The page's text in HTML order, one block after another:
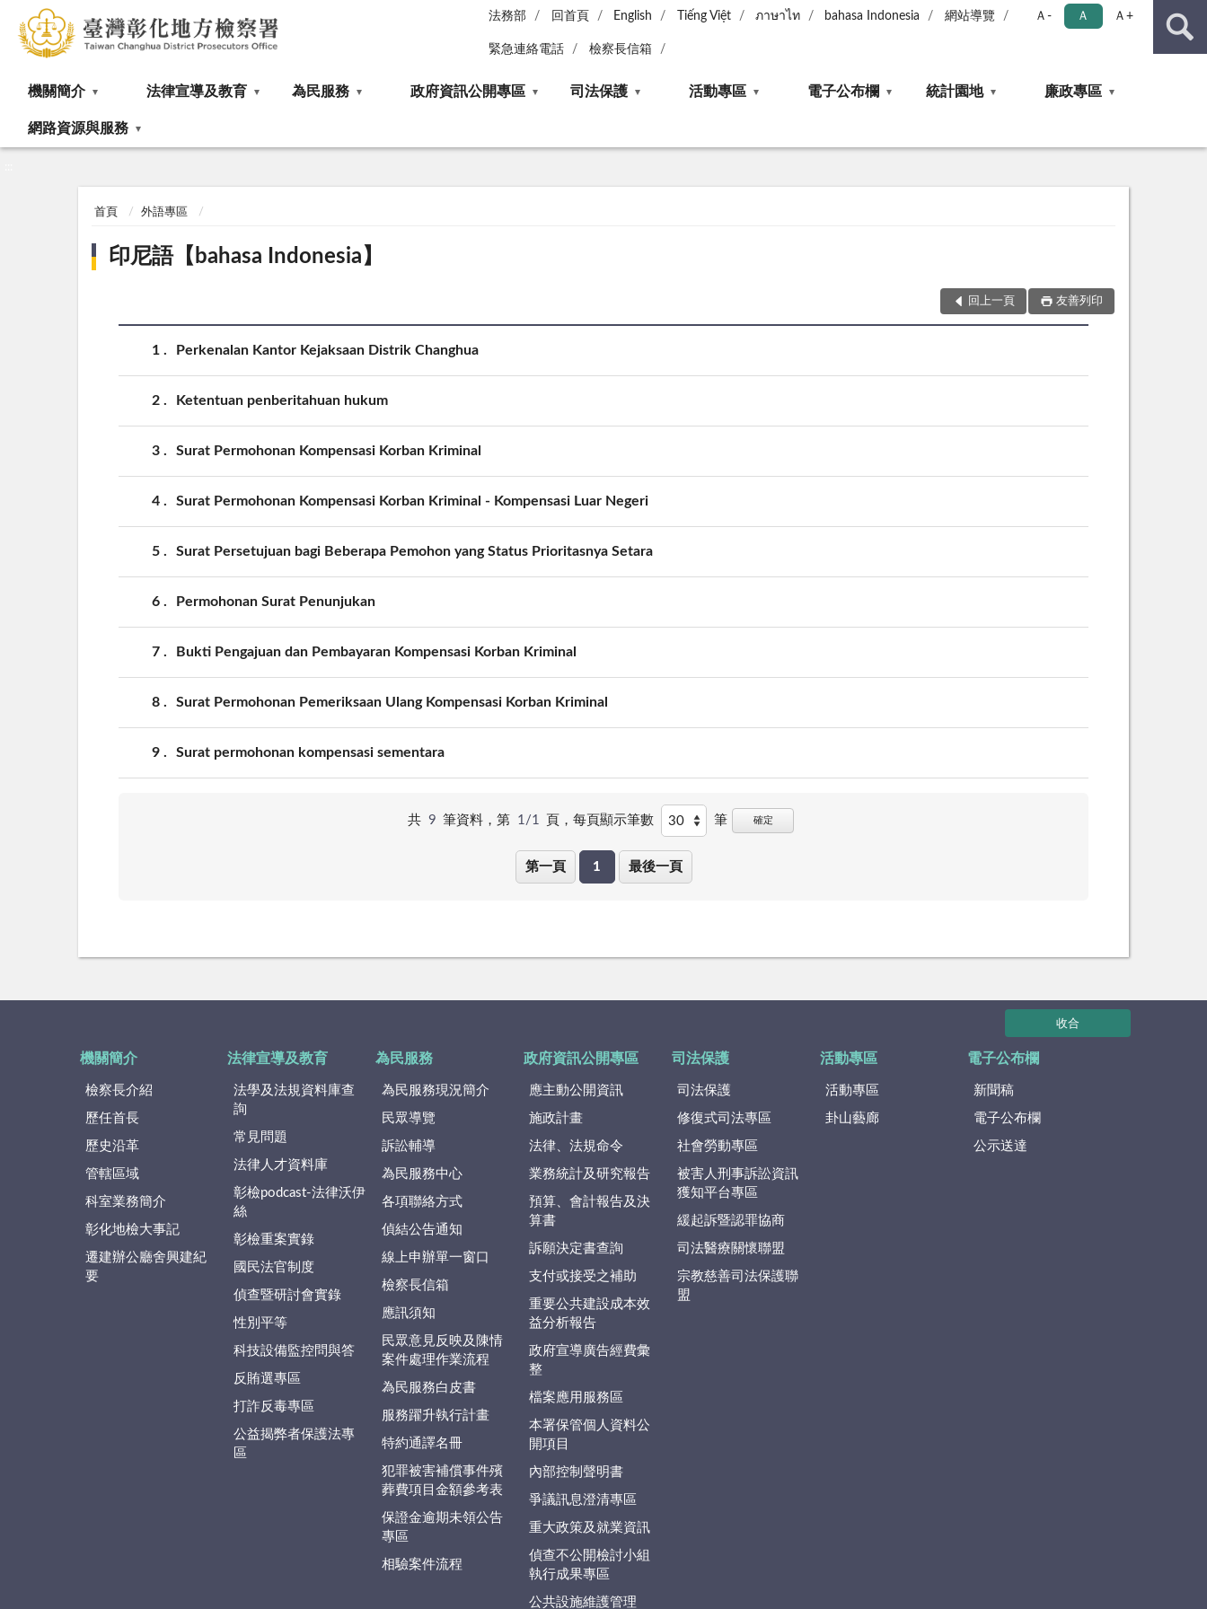
法務部 回首頁 English Tiếng Việt ภาษาไท bahasa Indonesia 網站導覽
緊急連絡電話 檢察長信箱
Ａ- Ａ Ａ+
機關簡介 法律宣導及教育 為民服務 政府資訊公開專區 司法保護 活動專區 電子公布欄 統計園地 廉政專區
網路資源與服務
首頁 外語專區
印尼語【bahasa Indonesia】
回上一頁 友善列印
1 Perkenalan Kantor Kejaksaan Distrik Changhua
2 Ketentuan penberitahuan hukum
3 Surat Permohonan Kompensasi Korban Kriminal
4 Surat Permohonan Kompensasi Korban Kriminal - Kompensasi Luar Negeri
5 Surat Persetujuan bagi Beberapa Pemohon yang Status Prioritasnya Setara
6 Permohonan Surat Penunjukan
7 Bukti Pengajuan dan Pembayaran Kompensasi Korban Kriminal
8 Surat Permohonan Pemeriksaan Ulang Kompensasi Korban Kriminal
9 Surat permohonan kompensasi sementara
共 9 筆資料，第 1/1 頁，每頁顯示筆數 筆 確定
第一頁 1 最後一頁
收合
機關簡介
檢察長介紹
歷任首長
歷史沿革
管轄區域
科室業務簡介
彰化地檢大事記
遷建辦公廳舍興建紀
要
法律宣導及教育
法學及法規資料庫查
詢
常見問題
法律人才資料庫
彰檢podcast-法律沃伊
絲
彰檢重案實錄
國民法官制度
偵查暨研討會實錄
性別平等
科技設備監控問與答
反賄選專區
打詐反毒專區
公益揭弊者保護法專
區
為民服務
為民服務現況簡介
民眾導覽
訴訟輔導
為民服務中心
各項聯絡方式
偵結公告通知
線上申辦單一窗口
檢察長信箱
應訊須知
民眾意見反映及陳情
案件處理作業流程
為民服務白皮書
服務躍升執行計畫
特約通譯名冊
犯罪被害補償事件殯
葬費項目金額參考表
保證金逾期未領公告
專區
相驗案件流程
政府資訊公開專區
應主動公開資訊
施政計畫
法律、法規命令
業務統計及研究報告
預算、會計報告及決
算書
訴願決定書查詢
支付或接受之補助
重要公共建設成本效
益分析報告
政府宣導廣告經費彙
整
檔案應用服務區
本署保管個人資料公
開項目
內部控制聲明書
爭議訊息澄清專區
重大政策及就業資訊
偵查不公開檢討小組
執行成果專區
公共設施維護管理
司法保護
司法保護
修復式司法專區
社會勞動專區
被害人刑事訴訟資訊
獲知平台專區
緩起訴暨認罪協商
司法醫療關懷聯盟
宗教慈善司法保護聯
盟
活動專區
活動專區
卦山藝廊
電子公布欄
新聞稿
電子公布欄
公示送達